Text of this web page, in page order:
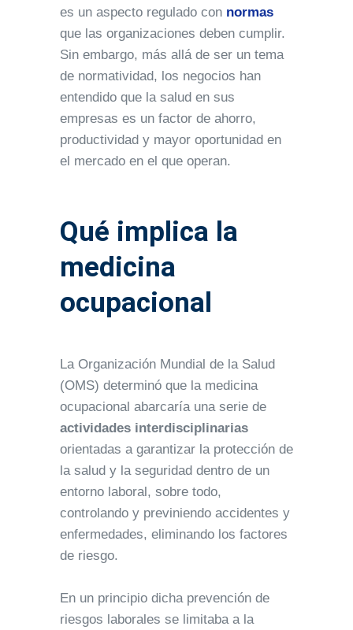
es un aspecto regulado con normas
que las organizaciones deben cumplir.
Sin embargo, más allá de ser un tema
de normatividad, los negocios han
entendido que la salud en sus
empresas es un factor de ahorro,
productividad y mayor oportunidad en
el mercado en el que operan.
Qué implica la
medicina
ocupacional
La Organización Mundial de la Salud
(OMS) determinó que la medicina
ocupacional abarcaría una serie de
actividades interdisciplinarias
orientadas a garantizar la protección de
la salud y la seguridad dentro de un
entorno laboral, sobre todo,
controlando y previniendo accidentes y
enfermedades, eliminando los factores
de riesgo.
En un principio dicha prevención de
riesgos laborales se limitaba a la